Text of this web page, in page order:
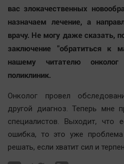
Дети
ЖКХ
Интервью
Качество жизни
Конкурс
Народная журналистика
вас злокачественных
назначаем лечение, а
врачу. Не могу даже сказать,
заключение "обратиться к
нашему читателю
поликлиник.
Онколог провел
другой диагноз. Теперь мне
специалистов. Выходит, что
ошибка, то это уже
решать, если хватит сил и